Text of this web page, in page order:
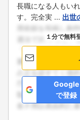
長職になる人もい
す。完全実 ... 出世
１分で無料
Google
で登録